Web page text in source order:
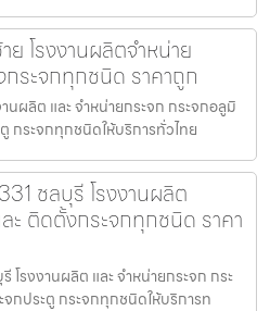
ย โรงงานผลิตจำหน่าย
ระจกทุกชนิด ราคาถูก
นผลิต และ จำหน่ายกระจก กระจกอลูมิ
กระจกทุกชนิดให้บริการทั่วไทย
ชลบุรี โรงงานผลิต
ะ ติดตั้งกระจกทุกชนิด ราคา
โรงงานผลิต และ จำหน่ายกระจก กระ
กประตู กระจกทุกชนิดให้บริการท